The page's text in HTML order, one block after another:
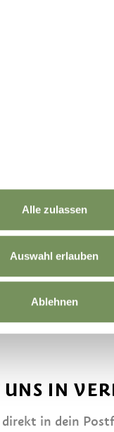
Alle zulassen
Auswahl erlauben
Ablehnen
IN
in dein